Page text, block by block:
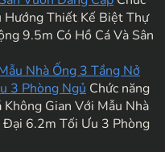
Hướng Thiết Kế Biệt Thự
9.5m Có Hồ Cá Và Sân
Nhà Ống 3 Tầng Nở
3 Phòng Ngủ Chức năng
Gian Với Mẫu Nhà
6.2m Tối Ưu 3 Phòng